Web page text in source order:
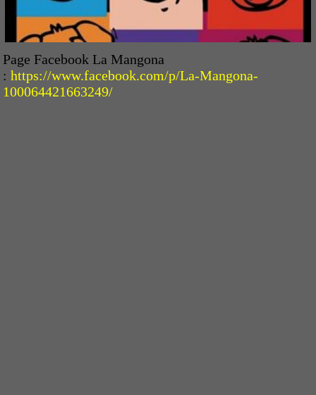
Page Facebook La Mangona
:https://www.facebook.com/p/La-Mangona-
100064421663249/